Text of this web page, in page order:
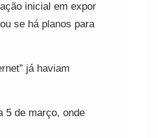
inicial em expor
se há planos para
já haviam
5 de março, onde